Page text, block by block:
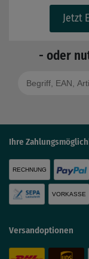
Jetzt
- oder
Ihre
RECHNUNG
VORKASSE
Versandoptionen